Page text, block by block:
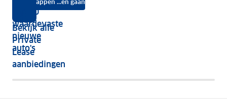
Instappen ...en gaan
Bekijk alle
Private
Lease
aanbiedingen
écht
vijf
jaar
nog
het
meeste
Top 10
waardevaste
nieuwe
auto's